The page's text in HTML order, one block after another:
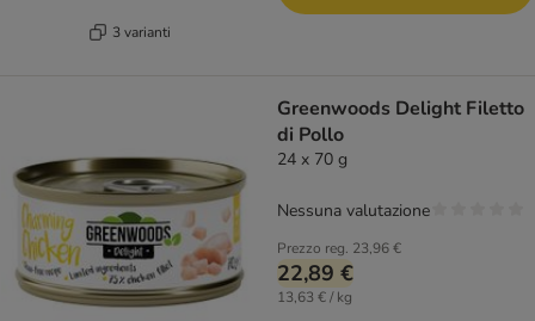
3 varianti
Greenwoods Delight Filetto
di Pollo
24 x 70 g
Prezzo reg. 23,96 €
22,89 €
13,63 € / kg
Nessuna valutazione